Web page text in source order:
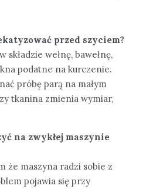
przed szyciem?
składzie wełnę, bawełnę,
podatne na kurczenie.
próbę parą na małym
tkanina zmienia wymiar,
na zwykłej maszynie
że maszyna radzi sobie z
pojawia się przy